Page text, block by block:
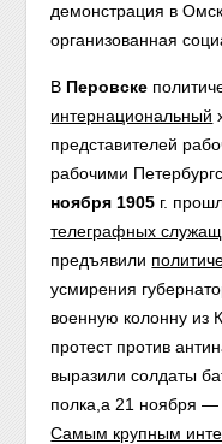
демонстрация в
организованная
В Перовске
интернациональный
представителей
рабочими
ноября 1905 г.
телеграфных
предъявили
усмирения
военную колонну из
протест против
выразили солдаты
полка,а 21 ноября —
Самым крупным